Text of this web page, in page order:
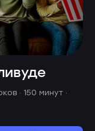
· 150 минут ·